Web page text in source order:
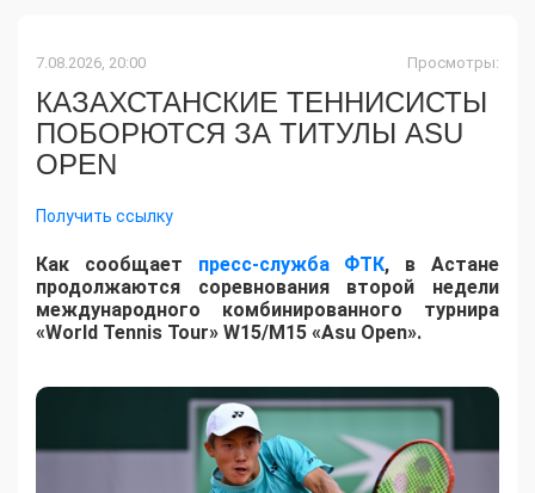
7.08.2026, 20:00 Просмотры:
КАЗАХСТАНСКИЕ ТЕННИСИСТЫ
ПОБОРЮТСЯ ЗА ТИТУЛЫ ASU
OPEN
Получить ссылку
Как сообщает пресс-служба ФТК, в Астане
продолжаются соревнования второй недели
международного комбинированного турнира
«World Tennis Tour» W15/M15 «Asu Open».